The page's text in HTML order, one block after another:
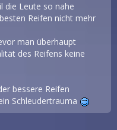
die Leute so nahe
Reifen nicht mehr
man überhaupt
des Reifens keine
bessere Reifen
Schleudertrauma